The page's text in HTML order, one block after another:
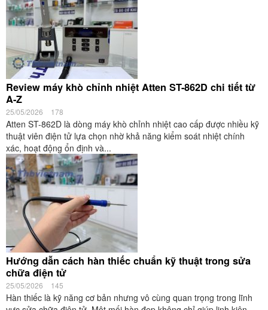
Review máy khò chỉnh nhiệt Atten ST-862D chi tiết từ
A-Z
25/05/2026 178
Atten ST-862D là dòng máy khò chỉnh nhiệt cao cấp được nhiều kỹ
thuật viên điện tử lựa chọn nhờ khả năng kiểm soát nhiệt chính
xác, hoạt động ổn định và...
Hướng dẫn cách hàn thiếc chuẩn kỹ thuật trong sửa
chữa điện tử
25/05/2026 145
Hàn thiếc là kỹ năng cơ bản nhưng vô cùng quan trọng trong lĩnh